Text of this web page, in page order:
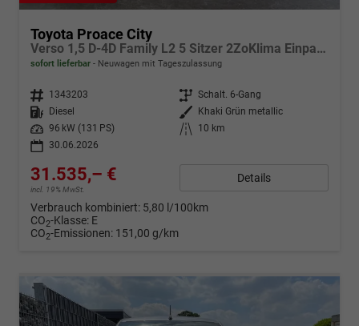
Toyota Proace City
Verso 1,5 D-4D Family L2 5 Sitzer 2ZoKlima Einparkhilfe Apple Kamera 17 Zoll AluTempomat DAB 10 Display
sofort lieferbar Neuwagen mit Tageszulassung
Fahrzeugnr. 1343203 Getriebe Schalt. 6-Gang
Kraftstoff
Diesel Außenfarbe
Khaki Grün metallic
Leistung
96 kW (131 PS) Kilometerstand
10 km
30.06.2026
31.535,– €
incl. 19% MwSt.
Details
Verbrauch kombiniert: 5,80 l/100km
CO2-Klasse: E
CO2-Emissionen: 151,00 g/km